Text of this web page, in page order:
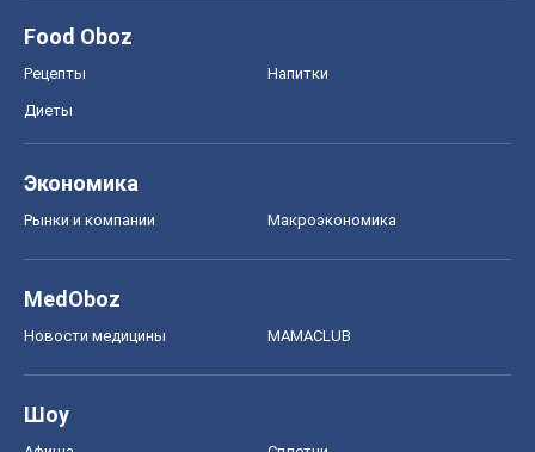
Food Oboz
Рецепты Напитки
Диеты
Экономика
Рынки и компании Mакроэкономика
MedOboz
Новости медицины MAMACLUB
Шоу